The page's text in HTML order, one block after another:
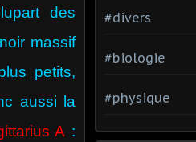
des
massif
petits,
aussi la
A :
#divers
#biologie
#physique